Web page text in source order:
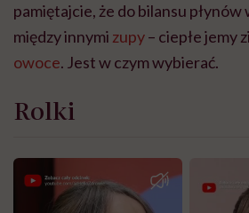
pamiętajcie, że do bilansu
między innymi zupy– ciepłe jemy
owoce. Jest w czym wybierać.
Rolki